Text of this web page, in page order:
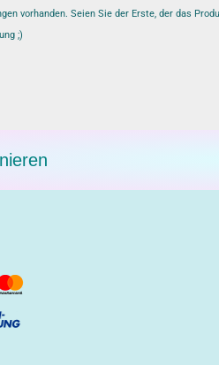
vorhanden. Seien Sie der Erste, der das
;)